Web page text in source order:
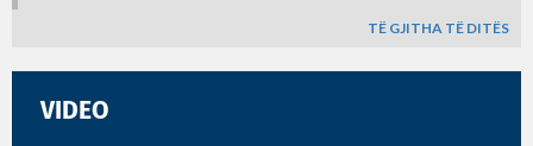
TË GJITHA TË DITËS
VIDEO